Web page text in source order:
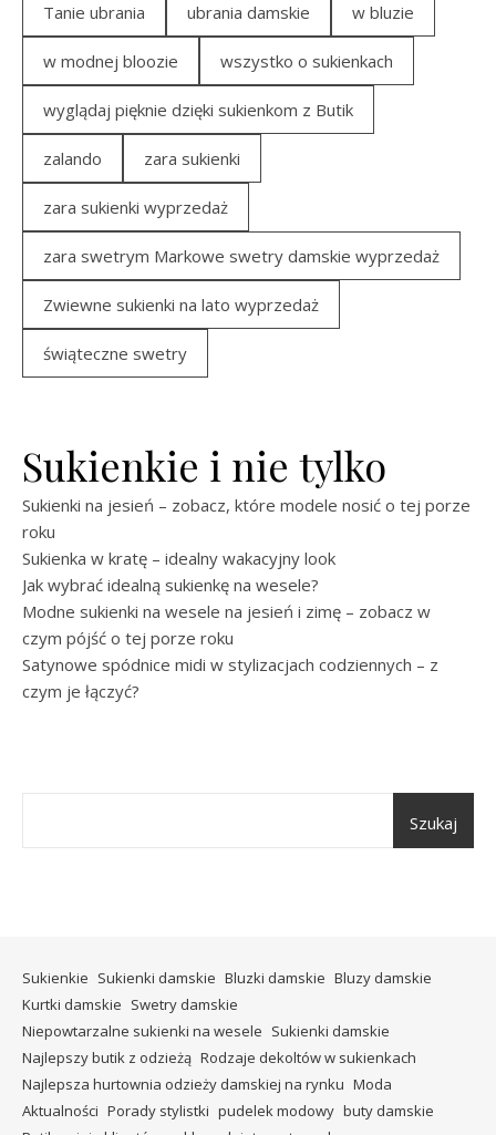
Tanie ubrania ubrania damskie w bluzie
w modnej bloozie wszystko o sukienkach
wyglądaj pięknie dzięki sukienkom z Butik
zalando zara sukienki
zara sukienki wyprzedaż
zara swetrym Markowe swetry damskie wyprzedaż
Zwiewne sukienki na lato wyprzedaż
świąteczne swetry
Sukienkie i nie tylko
Sukienki na jesień – zobacz, które modele nosić o tej porze
roku
Sukienka w kratę – idealny wakacyjny look
Jak wybrać idealną sukienkę na wesele?
Modne sukienki na wesele na jesień i zimę – zobacz w
czym pójść o tej porze roku
Satynowe spódnice midi w stylizacjach codziennych – z
czym je łączyć?
Szukaj
Sukienkie Sukienki damskie Bluzki damskie Bluzy damskie
Kurtki damskie Swetry damskie
Niepowtarzalne sukienki na wesele Sukienki damskie
Najlepszy butik z odzieżą Rodzaje dekoltów w sukienkach
Najlepsza hurtownia odzieży damskiej na rynku Moda
Aktualności Porady stylistki pudelek modowy buty damskie